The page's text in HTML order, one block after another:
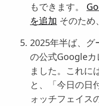
もできます。
を追加 そのため
2025年半ば、グ
の公式Googleカ
ました。これに
と、「今日の日
ォッチフェイス